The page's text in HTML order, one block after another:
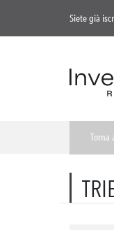
Siete già
Torna